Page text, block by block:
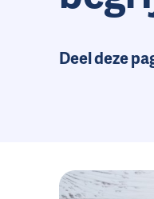
Deel deze